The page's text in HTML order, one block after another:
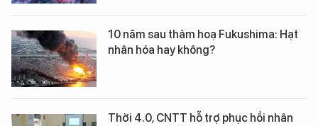
10 năm sau thảm hoạ Fukushima: Hạt
nhân hóa hay không?
Thời 4.0, CNTT hỗ trợ phục hồi nhân